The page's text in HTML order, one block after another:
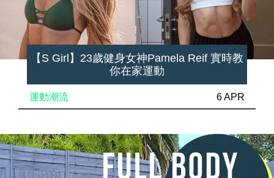
【S Girl】23歲健身女神Pamela Reif 實時教
你在家運動
運動潮流 6 APR